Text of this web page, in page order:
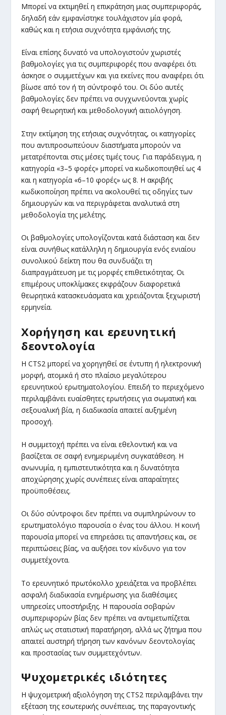
Μπορεί να εκτιμηθεί η επικράτηση μιας συμπεριφοράς,
δηλαδή εάν εμφανίστηκε τουλάχιστον μία φορά,
καθώς και η ετήσια συχνότητα εμφάνισής της.
Είναι επίσης δυνατό να υπολογιστούν χωριστές
βαθμολογίες για τις συμπεριφορές που αναφέρει ότι
άσκησε ο συμμετέχων και για εκείνες που αναφέρει ότι
βίωσε από τον ή τη σύντροφό του. Οι δύο αυτές
βαθμολογίες δεν πρέπει να συγχωνεύονται χωρίς
σαφή θεωρητική και μεθοδολογική αιτιολόγηση.
Στην εκτίμηση της ετήσιας συχνότητας, οι κατηγορίες
που αντιπροσωπεύουν διαστήματα μπορούν να
μετατρέπονται στις μέσες τιμές τους. Για παράδειγμα, η
κατηγορία «3–5 φορές» μπορεί να κωδικοποιηθεί ως 4
και η κατηγορία «6–10 φορές» ως 8. Η ακριβής
κωδικοποίηση πρέπει να ακολουθεί τις οδηγίες των
δημιουργών και να περιγράφεται αναλυτικά στη
μεθοδολογία της μελέτης.
Οι βαθμολογίες υπολογίζονται κατά διάσταση και δεν
είναι συνήθως κατάλληλη η δημιουργία ενός ενιαίου
συνολικού δείκτη που θα συνδυάζει τη
διαπραγμάτευση με τις μορφές επιθετικότητας. Οι
επιμέρους υποκλίμακες εκφράζουν διαφορετικά
θεωρητικά κατασκευάσματα και χρειάζονται ξεχωριστή
ερμηνεία.
Χορήγηση και ερευνητική
δεοντολογία
Η CTS2 μπορεί να χορηγηθεί σε έντυπη ή ηλεκτρονική
μορφή, ατομικά ή στο πλαίσιο μεγαλύτερου
ερευνητικού ερωτηματολογίου. Επειδή το περιεχόμενο
περιλαμβάνει ευαίσθητες ερωτήσεις για σωματική και
σεξουαλική βία, η διαδικασία απαιτεί αυξημένη
προσοχή.
Η συμμετοχή πρέπει να είναι εθελοντική και να
βασίζεται σε σαφή ενημερωμένη συγκατάθεση. Η
ανωνυμία, η εμπιστευτικότητα και η δυνατότητα
αποχώρησης χωρίς συνέπειες είναι απαραίτητες
προϋποθέσεις.
Οι δύο σύντροφοι δεν πρέπει να συμπληρώνουν το
ερωτηματολόγιο παρουσία ο ένας του άλλου. Η κοινή
παρουσία μπορεί να επηρεάσει τις απαντήσεις και, σε
περιπτώσεις βίας, να αυξήσει τον κίνδυνο για τον
συμμετέχοντα.
Το ερευνητικό πρωτόκολλο χρειάζεται να προβλέπει
ασφαλή διαδικασία ενημέρωσης για διαθέσιμες
υπηρεσίες υποστήριξης. Η παρουσία σοβαρών
συμπεριφορών βίας δεν πρέπει να αντιμετωπίζεται
απλώς ως στατιστική παρατήρηση, αλλά ως ζήτημα που
απαιτεί αυστηρή τήρηση των κανόνων δεοντολογίας
και προστασίας των συμμετεχόντων.
Ψυχομετρικές ιδιότητες
Η ψυχομετρική αξιολόγηση της CTS2 περιλαμβάνει την
εξέταση της εσωτερικής συνέπειας, της παραγοντικής